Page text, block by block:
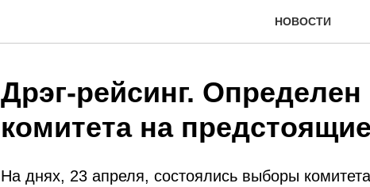
НОВОСТИ
Дрэг-рейсинг.
комитета на
На днях, 23 апреля, состоялись выборы